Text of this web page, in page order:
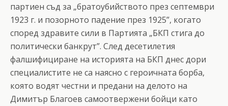
партиен съд за „братоубийството през септември
1923 г. и позорното падение през 1925”, когато
според здравите сили в Партията „БКП стига до
политически банкрут”. След десетилетия
фалшифициране на историята на БКП днес дори
специалистите не са наясно с героичната борба,
която водят честни и предани на делото на
Димитър Благоев самоотвержени бойци като